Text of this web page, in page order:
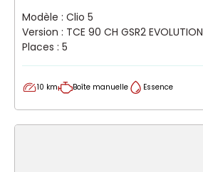
Modèle : Clio 5
Version : TCE 90 CH GSR2 EVOLUTION
Places : 5
10 km Boîte manuelle Essence